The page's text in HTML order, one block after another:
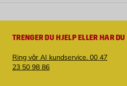
TRENGER DU HJELP ELLER HAR
Ring vår AI kundservice. 00 47
23 50 98 86